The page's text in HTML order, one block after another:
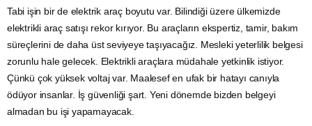
Tabi işin bir de elektrik araç boyutu var. Bilindiği üzere ülkemizde
elektrikli araç satışı rekor kırıyor. Bu araçların ekspertiz, tamir, bakım
süreçlerini de daha üst seviyeye taşıyacağız. Mesleki yeterlilik belgesi
zorunlu hale gelecek. Elektrikli araçlara müdahale yetkinlik istiyor.
Çünkü çok yüksek voltaj var. Maalesef en ufak bir hatayı canıyla
ödüyor insanlar. İş güvenliği şart. Yeni dönemde bizden belgeyi
almadan bu işi yapamayacak.